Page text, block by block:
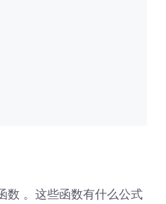
数 。这些函数有什么公式